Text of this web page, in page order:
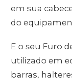
em sua
do
E o seu Furo
utilizado em
barras,